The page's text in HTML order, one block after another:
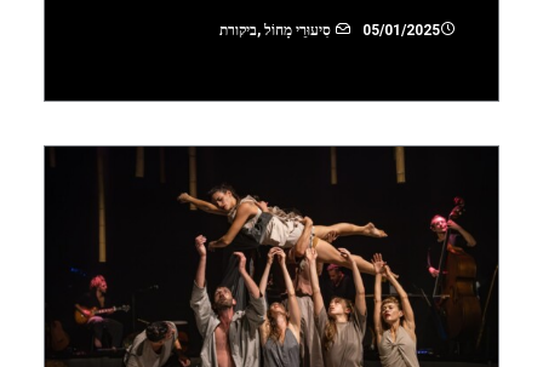
05/01/2025 סִיעוּרֵי מָחוֹל ,ביקורת